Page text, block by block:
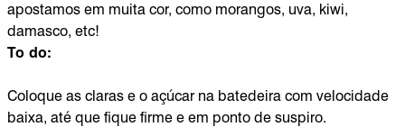
apostamos em muita cor, como morangos, uva, kiwi,
damasco, etc!
To do:
Coloque as claras e o açúcar na batedeira com velocidade
baixa, até que fique firme e em ponto de suspiro.